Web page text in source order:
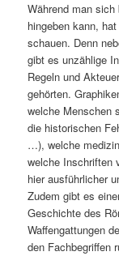
Während man
hingeben kann,
schauen. Denn
gibt es unzählige
Regeln und
gehörten.
welche Menschen
die historischen
…), welche
welche Inschriften
hier ausführlicher
Zudem gibt es
Geschichte des
Waffengattungen
den Fachbegriffen